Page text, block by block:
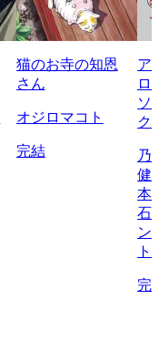
猫のお寺の知恩
さん
オジロマコト
完結
ア
ロ
ソ
ク
乃
健
本
石
ン
ト
完